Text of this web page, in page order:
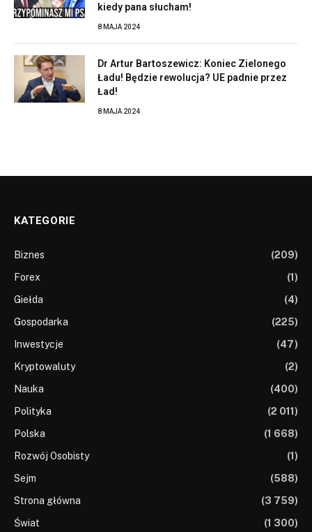
kiedy pana słucham!
8 MAJA 2024
Dr Artur Bartoszewicz: Koniec Zielonego
Ładu! Będzie rewolucja? UE padnie przez
Ład!
8 MAJA 2024
KATEGORIE
Biznes
(209)
Forex
(1)
Giełda
(4)
Gospodarka
(225)
Inwestycje
(47)
Kryptowaluty
(2)
Nauka
(400)
Polityka
(2 011)
Polska
(1 668)
Rozwój Osobisty
(1)
Sejm
(588)
Strona główna
(3 759)
Świat
(1 300)